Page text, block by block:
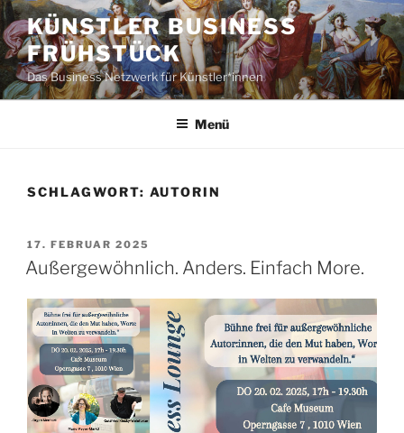
Zum
Inhalt
springen
KÜNSTLER BUSINESS
FRÜHSTÜCK
Das Business Netzwerk für Künstler*innen
Menü
SCHLAGWORT: AUTORIN
VERÖFFENTLICHT
AM
17. FEBRUAR 2025
Außergewöhnlich. Anders. Einfach More.